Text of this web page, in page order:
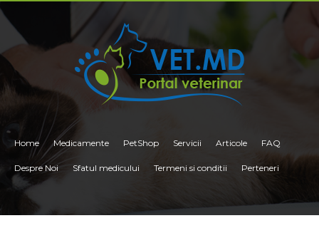
Home Medicamente PetShop Servicii Articole FAQ
Despre Noi Sfatul medicului Termeni si conditii Perteneri